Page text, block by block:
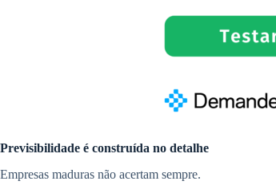
Previsibilidade é construída no detalhe
Empresas maduras não acertam sempre.